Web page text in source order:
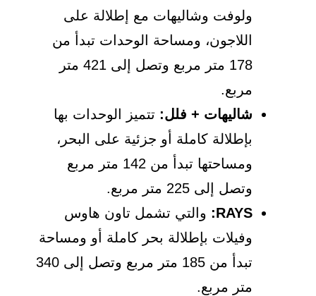
ولوفت وشاليهات مع إطلالة على
اللاجون، ومساحة الوحدات تبدأ من
178 متر مربع وتصل إلى 421 متر
مربع.
شاليهات + فلل: تتميز الوحدات بها
بإطلالة كاملة أو جزئية على البحر،
ومساحتها تبدأ من 142 متر مربع
وتصل إلى 225 متر مربع.
RAYS:
والتي تشمل تاون هاوس
وفيلات بإطلالة بحر كاملة أو ومساحة
تبدأ من 185 متر مربع وتصل إلى 340
متر مربع.